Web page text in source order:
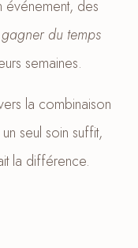
événement, des
gagner du temps
semaines.
la combinaison
seul soin suffit,
la différence.